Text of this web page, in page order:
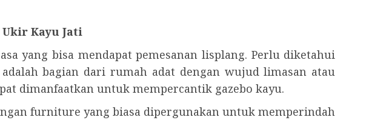
Kayu Jati
yang bisa mendapat pemesanan lisplang. Perlu diketahui
bagian dari rumah adat dengan wujud limasan atau
dimanfaatkan untuk mempercantik gazebo kayu.
furniture yang biasa dipergunakan untuk memperindah